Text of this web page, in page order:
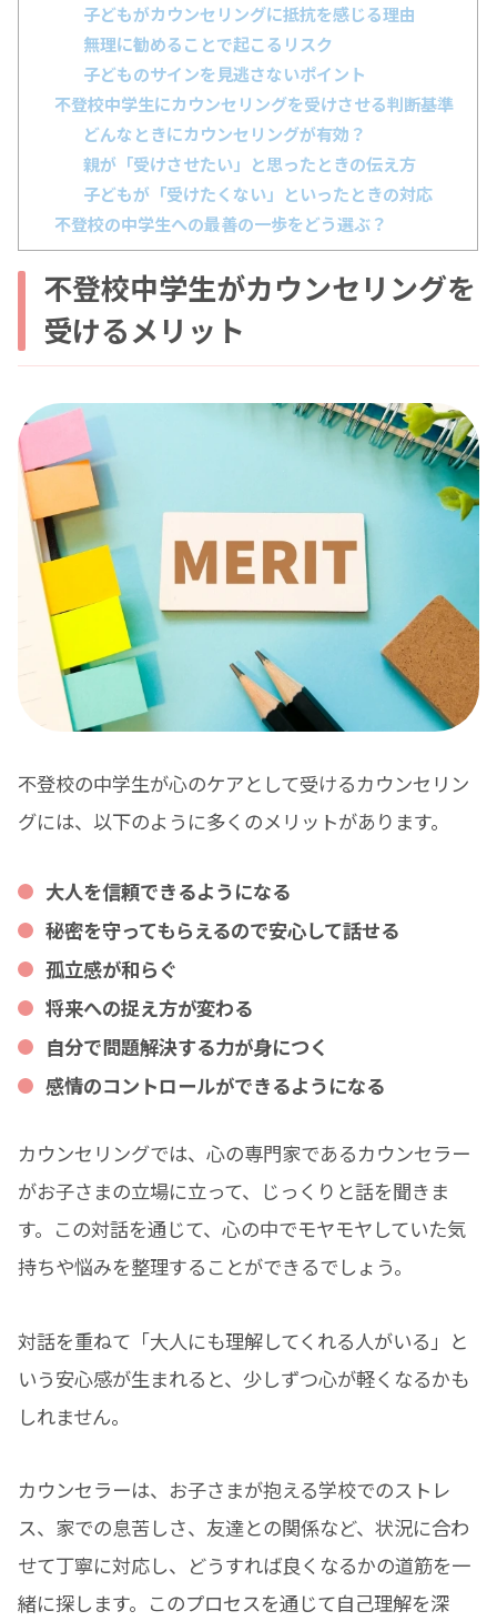
子どもがカウンセリングに抵抗を感じる理由
無理に勧めることで起こるリスク
子どものサインを見逃さないポイント
不登校中学生にカウンセリングを受けさせる判断基準
どんなときにカウンセリングが有効？
親が「受けさせたい」と思ったときの伝え方
子どもが「受けたくない」といったときの対応
不登校の中学生への最善の一歩をどう選ぶ？
不登校中学生がカウンセリングを
受けるメリット
不登校の中学生が心のケアとして受けるカウンセリン
グには、以下のように多くのメリットがあります。
大人を信頼できるようになる
秘密を守ってもらえるので安心して話せる
孤立感が和らぐ
将来への捉え方が変わる
自分で問題解決する力が身につく
感情のコントロールができるようになる
カウンセリングでは、心の専門家であるカウンセラー
がお子さまの立場に立って、じっくりと話を聞きま
す。この対話を通じて、心の中でモヤモヤしていた気
持ちや悩みを整理することができるでしょう。
対話を重ねて「大人にも理解してくれる人がいる」と
いう安心感が生まれると、少しずつ心が軽くなるかも
しれません。
カウンセラーは、お子さまが抱える学校でのストレ
ス、家での息苦しさ、友達との関係など、状況に合わ
せて丁寧に対応し、どうすれば良くなるかの道筋を一
緒に探します。このプロセスを通じて自己理解を深